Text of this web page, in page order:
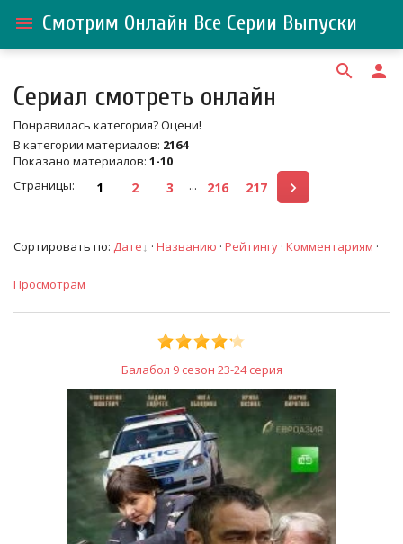
menu Смотрим Онлайн Все Серии Выпуски
search person
Сериал смотреть онлайн
Понравилась категория? Оцени!
В категории материалов: 2164
Показано материалов: 1-10
Страницы: 1 2 3 ... 216 217
Сортировать по: Дате · Названию · Рейтингу · Комментариям ·
Просмотрам
Балабол 9 сезон 23-24 серия